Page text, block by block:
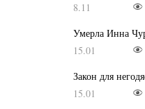
8.11
Умерла Инна
15.01
Закон для
15.01